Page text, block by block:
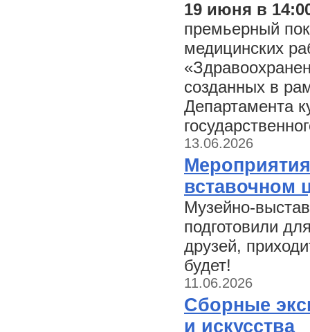
19 июня в
премьерный
медицинских
созданных в
Департамента
13.06.2026
вставочном
Музейно-
подготовили
друзей,
будет!
11.06.2026
Сборные
и искусства